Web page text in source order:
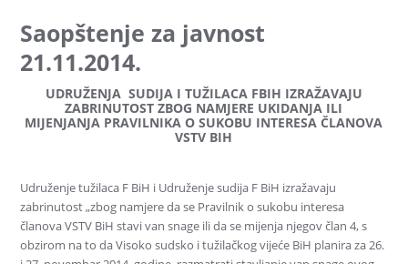
Saopštenje za javnost
21.11.2014.
UDRUŽENJA SUDIJA I TUŽILACA FBIH IZRAŽAVAJU
ZABRINUTOST ZBOG NAMJERE UKIDANJA ILI
MIJENJANJA PRAVILNIKA O SUKOBU INTERESA ČLANOVA
VSTV BIH
Udruženje tužilaca F BiH i Udruženje sudija F BiH izražavaju
zabrinutost „zbog namjere da se Pravilnik o sukobu interesa
članova VSTV BiH stavi van snage ili da se mijenja njegov član 4, s
obzirom na to da Visoko sudsko i tužilačkog vijeće BiH planira za 26.